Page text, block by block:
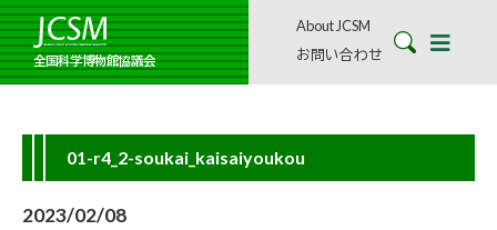
全国科学博物館協議会
About JCSM
お問い合わせ
01-r4_2-soukai_kaisaiyoukou
2023/02/08